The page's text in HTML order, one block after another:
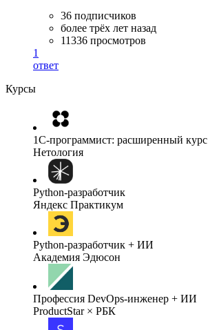
36 подписчиков
более трёх лет назад
11336 просмотров
1
ответ
Курсы
1C-программист: расширенный курс
Нетология
Python-разработчик
Яндекс Практикум
Python-разработчик + ИИ
Академия Эдюсон
Профессия DevOps-инженер + ИИ
ProductStar × РБК